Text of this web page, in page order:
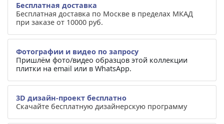
Бесплатная доставка
Бесплатная доставка по Москве в пределах МКАД
при заказе от 10000 руб.
Фотографии и видео по запросу
Пришлём фото/видео образцов этой коллекции
плитки на email или в WhatsApp.
3D дизайн-проект бесплатно
Скачайте бесплатную дизайнерскую программу